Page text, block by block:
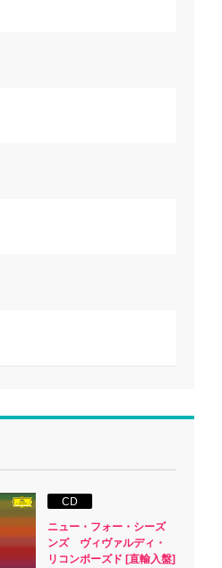
CD
ニュー・フォー・シーズ
ンズ ヴィヴァルディ・
リコンポーズド [直輸入盤]